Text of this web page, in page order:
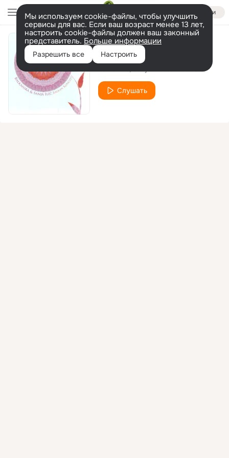
Войти
Мы используем cookie-файлы, чтобы улучшить
сервисы для вас. Если ваш возраст менее 13 лет,
настроить cookie-файлы должен ваш законный
представитель. Больше информации
Разрешить все Настроить
Paparuga
Слушать